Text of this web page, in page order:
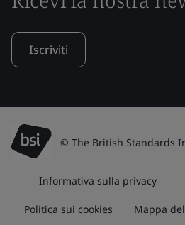
Iscriviti
© The British Standards
Informativa sulla privacy
Politica sui cookies Mappa